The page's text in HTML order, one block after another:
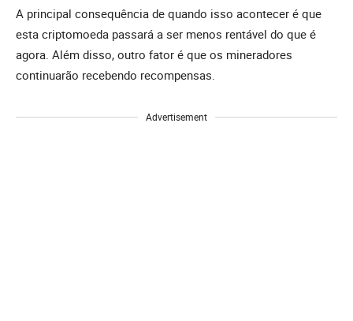
A principal consequência de quando isso acontecer é que
esta criptomoeda passará a ser menos rentável do que é
agora. Além disso, outro fator é que os mineradores
continuarão recebendo recompensas.
Advertisement